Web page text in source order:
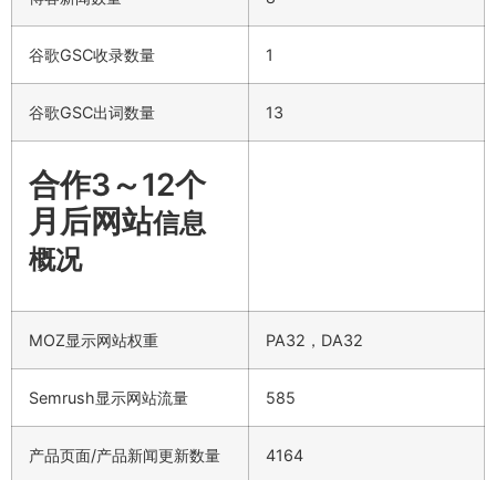
谷歌GSC收录数量 1
谷歌GSC出词数量 13
合作3～12个
月后网站信息
概况
MOZ显示网站权重 PA32，DA32
Semrush显示网站流量 585
产品页面/产品新闻更新数量 4164